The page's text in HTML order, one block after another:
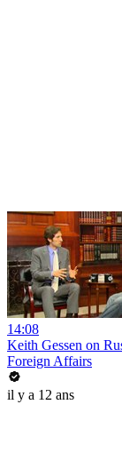
14:08
Keith Gessen on
Foreign Affairs
il y a 12 ans